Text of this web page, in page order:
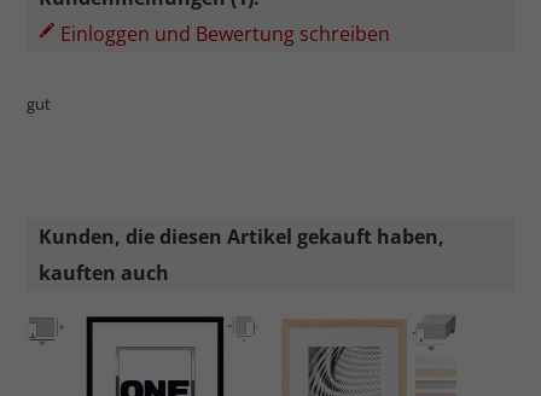
Einloggen und Bewertung schreiben
gut
Kunden, die diesen Artikel gekauft haben,
kauften auch